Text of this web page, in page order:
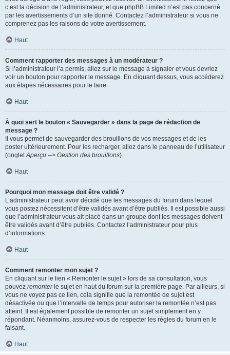
c’est la décision de l’administrateur, et que phpBB Limited n’est pas concerné
par les avertissements d’un site donné. Contactez l’administrateur si vous ne
comprenez pas les raisons de votre avertissement.
Haut
Comment rapporter des messages à un modérateur ?
Si l’administrateur l’a permis, allez sur le message à signaler et vous devriez
voir un bouton pour rapporter le message. En cliquant dessus, vous accéderez
aux étapes nécessaires pour le faire.
Haut
À quoi sert le bouton « Sauvegarder » dans la page de rédaction de
message ?
Il vous permet de sauvegarder des brouillons de vos messages et de les
poster ultérieurement. Pour les recharger, allez dans le panneau de l’utilisateur
(ongletAperçu --> Gestion des brouillons).
Haut
Pourquoi mon message doit être validé ?
L’administrateur peut avoir décidé que les messages du forum dans lequel
vous postez nécessitent d’être validés avant d’être publiés. Il est possible aussi
que l’administrateur vous ait placé dans un groupe dont les messages doivent
être validés avant d’être publiés. Contactez l’administrateur pour plus
d’informations.
Haut
Comment remonter mon sujet ?
En cliquant sur le lien « Remonter le sujet » lors de sa consultation, vous
pouvez remonterle sujet en haut du forum sur la première page. Par ailleurs, si
vous ne voyez pas ce lien, cela signifie que la remontée de sujet est
désactivée ou que l’intervalle de temps pour autoriser la remontée n’est pas
atteint. Il est également possible de remonter un sujet simplement en y
répondant. Néanmoins, assurez-vous de respecter les règles du forum en le
faisant.
Haut